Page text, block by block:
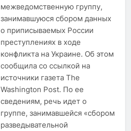
межведомственную группу,
занимавшуюся сбором данных
о приписываемых России
преступлениях в ходе
конфликта на Украине. Об этом
сообщила со ссылкой на
источники газета The
Washington Post. По ее
сведениям, речь идет о
группе, занимавшейся «сбором
разведывательной